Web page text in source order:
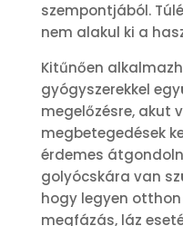
szempontjából.
nem alakul ki a
Kitűnően
gyógyszerekkel
megelőzésre, akut
megbetegedések
érdemes
golyócskára van
hogy legyen
megfázás, láz